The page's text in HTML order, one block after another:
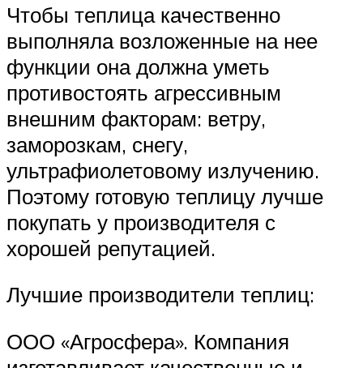
Чтобы теплица качественно
выполняла возложенные на нее
функции она должна уметь
противостоять агрессивным
внешним факторам: ветру,
заморозкам, снегу,
ультрафиолетовому излучению.
Поэтому готовую теплицу лучше
покупать у производителя с
хорошей репутацией.
Лучшие производители теплиц:
ООО «Агросфера». Компания